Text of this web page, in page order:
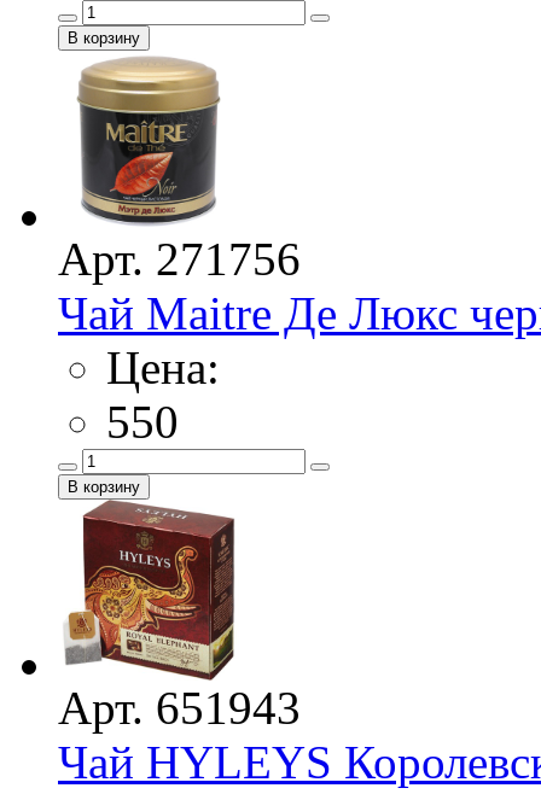
Арт. 271756
Чай Maitre Де Люкс
Цена:
550
Арт. 651943
Чай HYLEYS